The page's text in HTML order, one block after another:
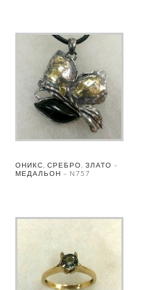
ОНИКС, СРЕБРО, ЗЛАТО –
МЕДАЛЬОН – N757